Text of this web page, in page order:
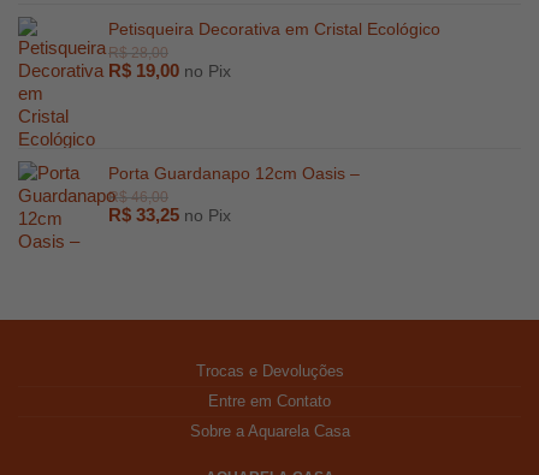
247,00
Petisqueira Decorativa em Cristal Ecológico
R$ 19,00 no Pix
Porta Guardanapo 12cm Oasis –
R$ 33,25 no Pix
Trocas e Devoluções
Entre em Contato
Sobre a Aquarela Casa